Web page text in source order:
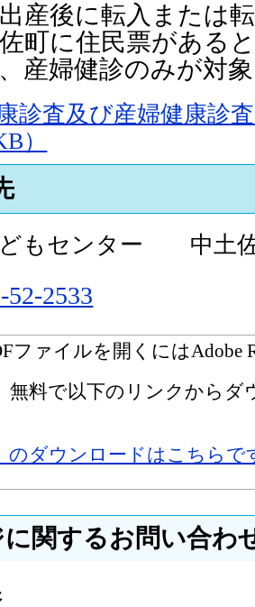
産後に転入または
町に住民票がある
産婦健診のみが対
診査及び産婦健康診
）
もセンター 中土佐
52-2533
ファイルを開くにはAdobe
無料で以下のリンクから
」のダウンロードはこちらで
関するお問い合わ